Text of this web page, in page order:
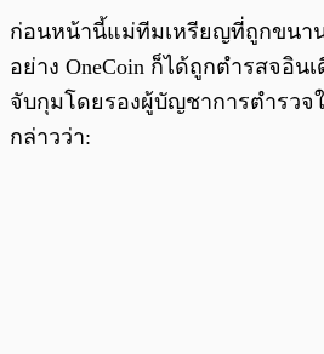
ก่อนหน้านี้แม่ทีมเหรียญที่ถูกขนาน
อย่าง OneCoin ก็ได้ถูกตำรสจอิน
จับกุมโดยรองผู้บัญชาการตำรวจใ
กล่าวว่า: